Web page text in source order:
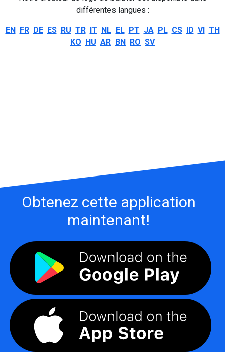
différentes langues :
EN FR DE ES RU TR IT NL EL PT JA PL CS ID VI TH
KO HU AR BN RO SV
Obtenez cette application
maintenant!